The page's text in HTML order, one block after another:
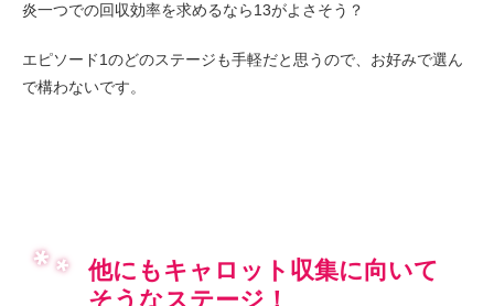
炎一つでの回収効率を求めるなら13がよさそう？
エピソード1のどのステージも手軽だと思うので、お好みで選ん
で構わないです。
他にもキャロット収集に向いて
そうなステージ！